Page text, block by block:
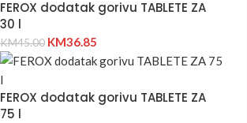
FEROX dodatak gorivu TABLETE ZA
30 l
KM45.00 KM36.85
FEROX dodatak gorivu TABLETE ZA
75 l